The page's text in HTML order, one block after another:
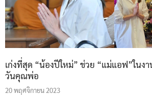
เก่งที่สุด “น้องปีใหม่” ช่วย “แม่แอฟ”ในง
วันคุณพ่อ
20 พฤศจิกายน 2023